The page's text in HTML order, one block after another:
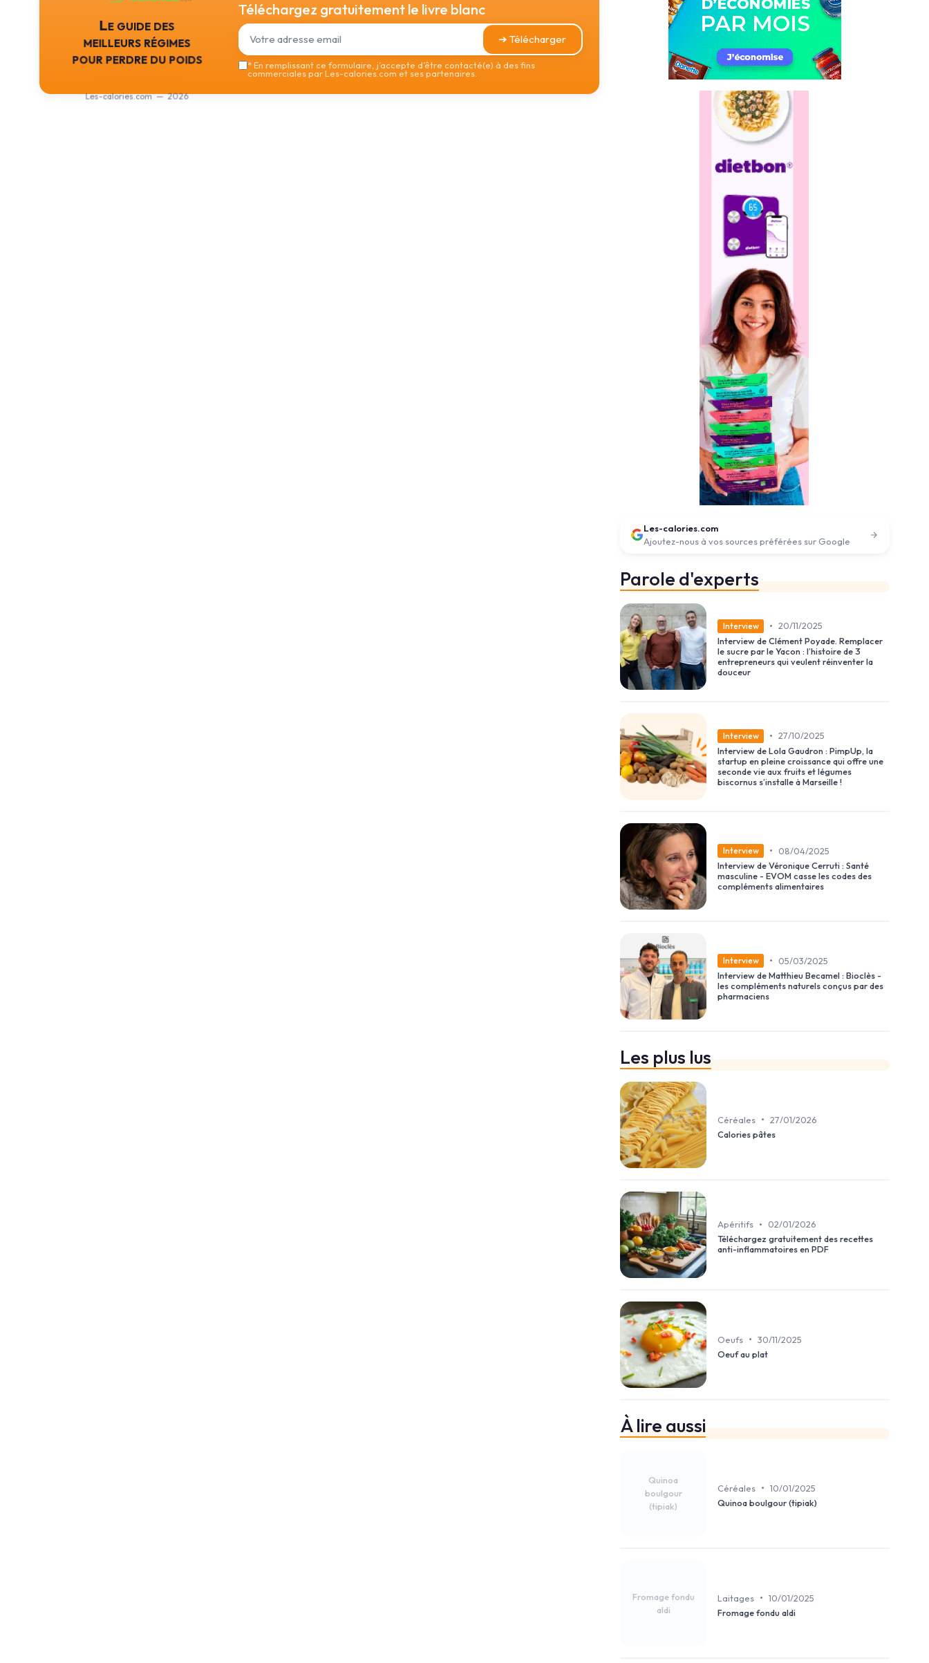
Le guide des
meilleurs régimes
pour perdre du poids
Les-calories.com — 2026
Téléchargez gratuitement le livre blanc
➔ Télécharger
*En remplissant ce formulaire, j’accepte d’être contacté(e) à des fins
commerciales par Les-calories.com et ses partenaires.
Les-calories.com
Ajoutez-nous à vos sources préférées sur Google
Parole d'experts
Interview • 20/11/2025
Interview de Clément Poyade. Remplacer
le sucre par le Yacon : l’histoire de 3
entrepreneurs qui veulent réinventer la
douceur
Interview • 27/10/2025
Interview de Lola Gaudron : PimpUp, la
startup en pleine croissance qui offre une
seconde vie aux fruits et légumes
biscornus s’installe à Marseille !
Interview •
08/04/2025
Interview de Véronique Cerruti : Santé
masculine - EVOM casse les codes des
compléments alimentaires
Interview •
05/03/2025
Interview de Matthieu Becamel : Bioclès -
les compléments naturels conçus par des
pharmaciens
Les plus lus
Céréales • 27/01/2026
Calories pâtes
Apéritifs •
02/01/2026
Téléchargez gratuitement des recettes
anti-inflammatoires en PDF
Oeufs • 30/11/2025
Oeuf au plat
À lire aussi
Quinoa
boulgour
(tipiak)
Céréales • 10/01/2025
Quinoa boulgour (tipiak)
Fromage fondu
aldi
Laitages • 10/01/2025
Fromage fondu aldi